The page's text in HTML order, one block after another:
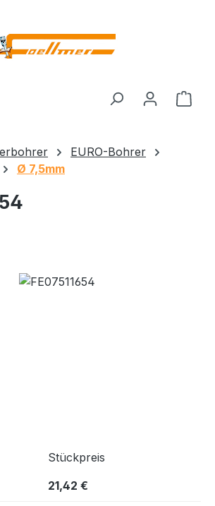
EURO-Bohrer
Ø 7,5mm
Stückpreis
21,42 €